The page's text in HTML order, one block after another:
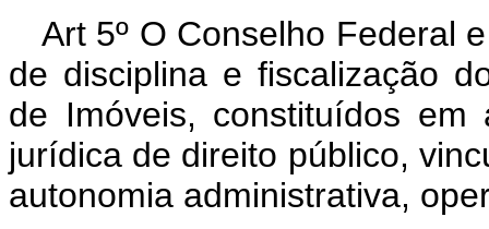
Art 5º O Conselho Federal
de disciplina e fiscalização
de Imóveis, constituídos em
jurídica de direito público,
autonomia administrativa,